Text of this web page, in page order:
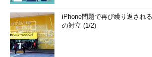
iPhone問題で再び繰り返され
の対立 (1/2)